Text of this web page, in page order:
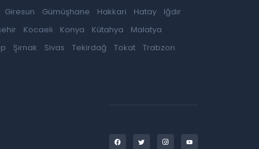
Giresun Gümüşhane Hakkari Hatay
Iğdır
Kocaeli Konya Kütahya
Malatya
Şırnak Sivas Tekirdağ Tokat Trabzon